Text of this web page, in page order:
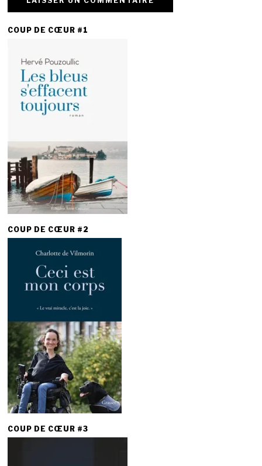
COUP DE CŒUR #1
COUP DE CŒUR #2
COUP DE CŒUR #3